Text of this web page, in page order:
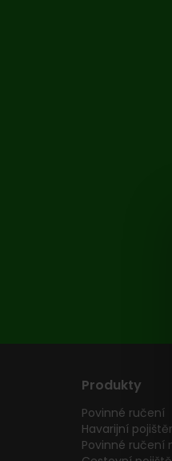
Produkty
Povinné ručení
Havarijní
Povinné ručení